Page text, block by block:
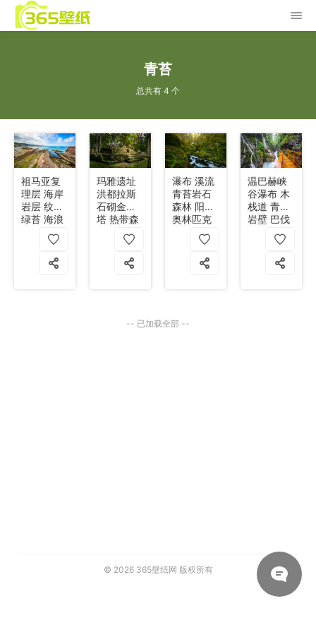
青苔
总共有 4 个
祖马亚复
理层 海岸
岩层 纹理
绿苔 海浪
天空 4k
玛雅遗址
洪都拉斯
石砌金字
塔 热带森
林 青苔台
瀑布 溪流
青苔岩石
森林 阳光
奥林匹克
国家公园
温巴赫峡
谷瀑布 木
栈道 青苔
岩壁 巴伐
利亚州 德
-- 已加载全部 --
© 2026 365壁纸网 版权所有